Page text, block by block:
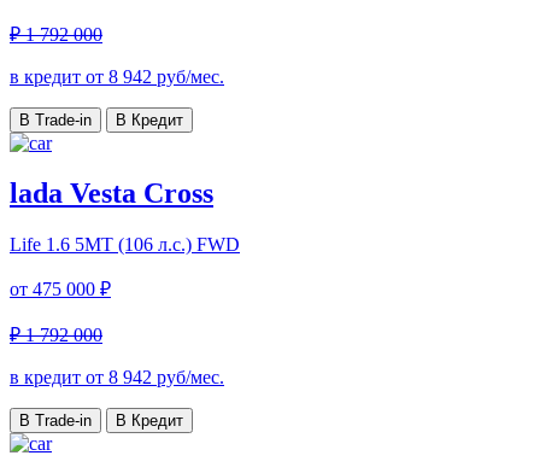
₽ 1 792 000
в кредит от 8 942 руб/мес.
В Trade-in В Кредит
lada Vesta Cross
Life 1.6 5MT (106 л.с.) FWD
от 475 000 ₽
₽ 1 792 000
в кредит от 8 942 руб/мес.
В Trade-in В Кредит